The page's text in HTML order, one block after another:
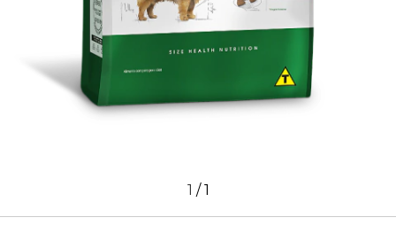
1 /1